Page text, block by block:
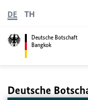
Deutsche Botschaft
Bangkok
DE TH
Deutsche